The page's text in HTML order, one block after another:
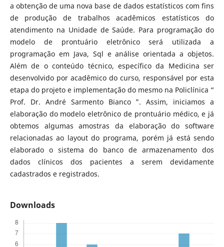
a obtenção de uma nova base de dados estatísticos com fins
de produção de trabalhos acadêmicos estatísticos do
atendimento na Unidade de Saúde. Para programação do
modelo de prontuário eletrônico será utilizada a
programação em Java, Sql e análise orientada a objetos.
Além de o conteúdo técnico, específico da Medicina ser
desenvolvido por acadêmico do curso, responsável por esta
etapa do projeto e implementação do mesmo na Policlínica “
Prof. Dr. André Sarmento Bianco ”. Assim, iniciamos a
elaboração do modelo eletrônico de prontuário médico, e já
obtemos algumas amostras da elaboração do software
relacionadas ao layout do programa, porém já está sendo
elaborado o sistema do banco de armazenamento dos
dados clínicos dos pacientes a serem devidamente
cadastrados e registrados.
Downloads